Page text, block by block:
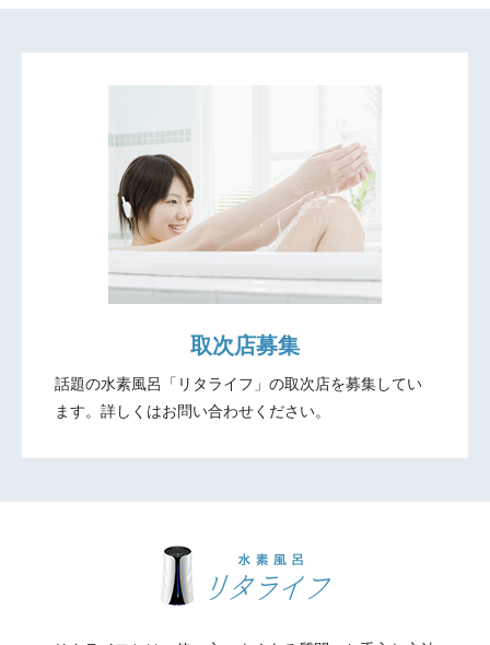
取次店募集
話題の水素風呂「リタライフ」の取次店を募集してい
ます。 詳しくはお問い合わせください。